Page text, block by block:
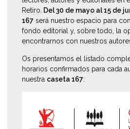
Retiro. Del 30 de mayo al 15 de
167 será nuestro espacio para
fondo editorial y, sobre todo, la
encontrarnos con nuestros
Os presentamos el listado
horarios confirmados para cada
nuestra caseta 167: